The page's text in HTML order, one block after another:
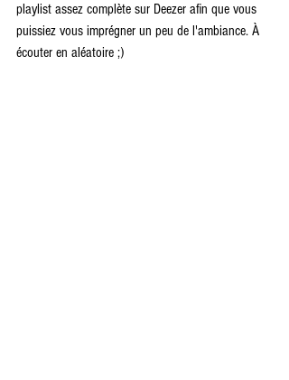
playlist assez complète sur Deezer afin que vous
puissiez vous imprégner un peu de l'ambiance. À
écouter en aléatoire ;)